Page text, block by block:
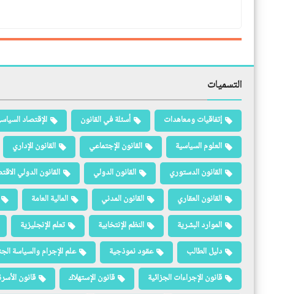
التسميات
إتفاقيات ومعاهدات أسئلة في القانون الإقتصاد
العلوم السياسية
القانون الإجتماعي القانون الإداري
القانون الدستوري
القانون الدولي القانون الدولي
القانون العقاري
القانون المدني المالية العامة
الموارد البشرية
النظم الإنتخابية تعلم الإنجليزية
دليل الطالب
عقود نموذجية علم الإجرام والسياسة
قانون الإجراءات الجزائية
قانون الإستهلاك قانون